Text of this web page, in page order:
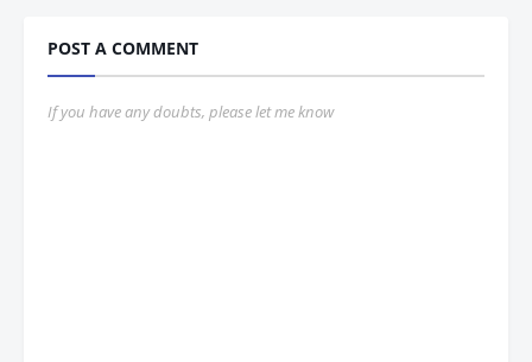
POST A COMMENT
If you have any doubts, please let me know